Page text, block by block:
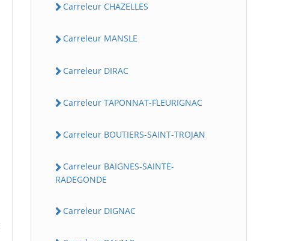
Carreleur CHAZELLES
Carreleur MANSLE
Carreleur DIRAC
Carreleur TAPONNAT-FLEURIGNAC
Carreleur BOUTIERS-SAINT-TROJAN
Carreleur BAIGNES-SAINTE-
RADEGONDE
Carreleur DIGNAC